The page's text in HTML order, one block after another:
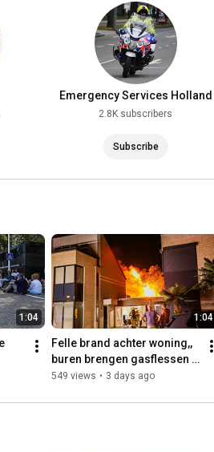
Emergency Services Holland
2.8K subscribers
Subscribe
1:04 1:04
Felle brand achter woning,,
buren brengen gasflessen
in veiligheid
549 views • 3 days ago